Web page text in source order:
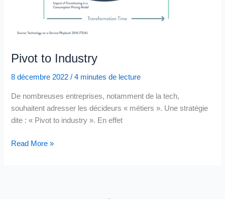
Pivot to Industry
8 décembre 2022/4 minutes de lecture
De nombreuses entreprises, notamment de la tech,
souhaitent adresser les décideurs « métiers ». Une stratégie
dite : « Pivot to industry ». En effet
Pivot
Read More »